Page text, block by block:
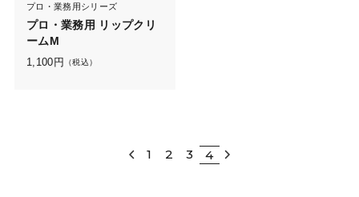
プロ・業務用シリーズ
プロ・業務用 リップクリ
ームM
1,100 円 （税込）
1 2 3 4